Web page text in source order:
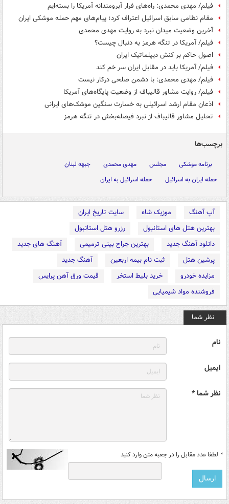
فیلم/ مهدی محمدی: راه‌های فرار آبرومندانه آمریکا را بسته‌ایم
مقام نظامی سابق اسرائیل اعتراف کرد؛ پیام‌های مهم حمله موشکی ایران
آخرین وضعیت میدان نبرد به روایت مهدی محمدی
فیلم/ آمریکا در تنگه هرمز به دنبال چیست؟
اصول حاکم بر کنش دیپلماتیک ایران
فیلم/ آمریکا باید در مقابل ایران سر خم کند
فیلم/ مهدی محمدی: با دشمن صلحی درکار نیست
فیلم/ روایت مشاور قالیباف از وضعیت پایگاه‌های آمریکا
اذعان مقام ارشد اسرائیلی به خسارت سنگین موشک‌های ایرانی
تحلیل مشاور قالیباف از نبرد فیصله‌بخش در تنگه هرمز
برچسب‌ها
برنامه موشکی مجلس مهدی محمدی
جبهه لبنان
حمله ایران به اسرائیل
حمله اسرائیل به ایران
آپ آهنگ موزیک شاه
سایت تاریخ ایران
بهترین هتل های استانبول
رزرو هتل استانبول
دانلود آهنگ جدید
بهترین جراح بینی ترمیمی
آهنگ های جدید
پرشین هتل
ثبت نام بیمه اربعین
آهنگ جدید
مزایده خودرو
خرید بلیط استخر
قیمت ورق آهن پرایس
فروشنده مواد شیمیایی
نظر شما
نام
ایمیل
نظر شما *
* لطفا عدد مقابل را در جعبه متن وارد کنید